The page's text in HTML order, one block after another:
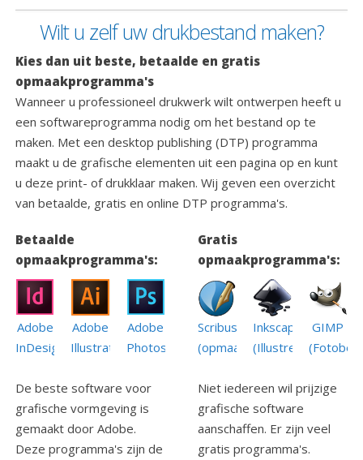
Wilt u zelf uw drukbestand maken?
Kies dan uit beste, betaalde en gratis
opmaakprogramma's
Wanneer u professioneel drukwerk wilt ontwerpen heeft u
een softwareprogramma nodig om het bestand op te
maken. Met een desktop publishing (DTP) programma
maakt u de grafische elementen uit een pagina op en kunt
u deze print- of drukklaar maken. Wij geven een overzicht
van betaalde, gratis en online DTP programma's.
Betaalde
opmaakprogramma's:
Adobe
InDesign
Adobe
Illustrator
Adobe
Photoshop
De beste software voor
grafische vormgeving is
gemaakt door Adobe.
Deze programma's zijn de
Gratis
opmaakprogramma's:
Scribus
(opmaak)
Inkscape
(Illustreren)
GIMP
Niet iedereen wil prijzige
grafische software
aanschaffen. Er zijn veel
gratis programma's.